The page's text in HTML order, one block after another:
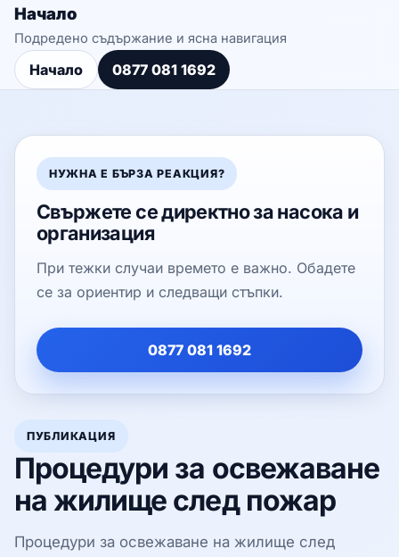
Начало
Подредено съдържание и ясна навигация
Начало 0877 081 1692
ПУБЛИКАЦИЯ
Процедури за освежаване
на жилище след пожар
Процедури за освежаване на жилище след
НУЖНА Е БЪРЗА РЕАКЦИЯ?
Свържете се директно за насока и
организация
При тежки случаи времето е важно. Обадете
се за ориентир и следващи стъпки.
0877 081 1692